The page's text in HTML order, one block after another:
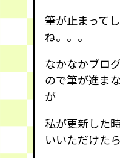
筆が止まって
ね。。。
なかなかブロ
ので筆が進ま
が
私が更新した
いいただけた